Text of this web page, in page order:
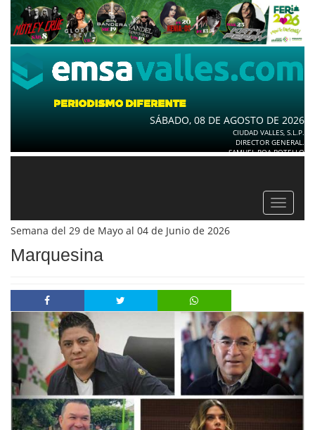
SÁBADO, 08 DE AGOSTO DE 2026
CIUDAD VALLES, S.L.P.
DIRECTOR GENERAL.
SAMUEL ROA BOTELLO
Toggle
Semana del 29 de Mayo al 04 de Junio de 2026
Marquesina